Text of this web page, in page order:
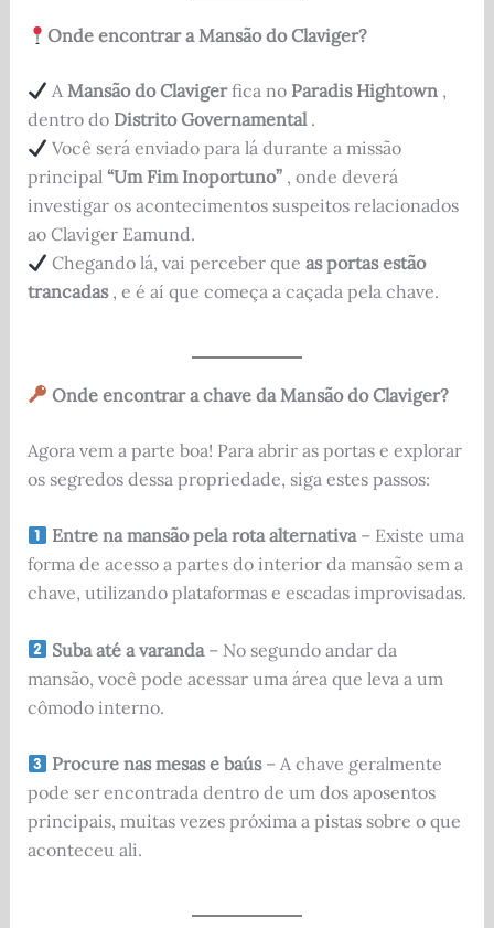
Onde encontrar a Mansão do Claviger?
A Mansão do Clavigerfica no Paradis Hightown,
dentro do Distrito Governamental.
Você será enviado para lá durante a missão
principal “Um Fim Inoportuno”, onde deverá
investigar os acontecimentos suspeitos relacionados
ao Claviger Eamund.
Chegando lá, vai perceber que as portas estão
trancadas, e é aí que começa a caçada pela chave.
Onde encontrar a chave da Mansão do Claviger?
Agora vem a parte boa! Para abrir as portas e explorar
os segredos dessa propriedade, siga estes passos:
Entre na mansão pela rota alternativa– Existe uma
forma de acesso a partes do interior da mansão sem a
chave, utilizando plataformas e escadas improvisadas.
Suba até a varanda– No segundo andar da
mansão, você pode acessar uma área que leva a um
cômodo interno.
Procure nas mesas e baús– A chave geralmente
pode ser encontrada dentro de um dos aposentos
principais, muitas vezes próxima a pistas sobre o que
aconteceu ali.